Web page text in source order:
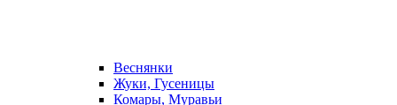
Веснянки
Жуки, Гусеницы
Комары, Муравьи